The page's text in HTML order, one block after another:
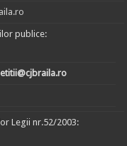
publice:
Legii nr.52/2003: